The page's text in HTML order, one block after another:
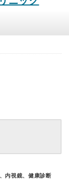
内視鏡、健康診断